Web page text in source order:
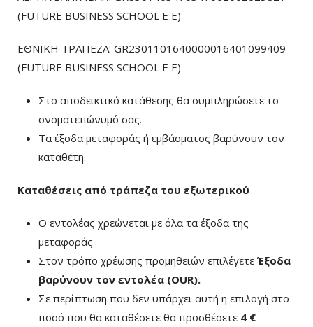
(FUTURE BUSINESS SCHOOL E E)
ΕΘΝΙΚΗ ΤΡΑΠΕΖΑ: GR2301101640000016401099409
(FUTURE BUSINESS SCHOOL E E)
Στο αποδεικτικό κατάθεσης θα συμπληρώσετε το
ονοματεπώνυμό σας.
Τα έξοδα μεταφοράς ή εμβάσματος βαρύνουν τον
καταθέτη.
Καταθέσεις από τράπεζα του εξωτερικού
Ο εντολέας χρεώνεται με όλα τα έξοδα της
μεταφοράς
Στον τρόπο χρέωσης προμηθειών επιλέγετε Έξοδα
βαρύνουν τον εντολέα (ΟUR).
Σε περίπτωση που δεν υπάρχει αυτή η επιλογή στο
ποσό που θα καταθέσετε θα προσθέσετε 4 €